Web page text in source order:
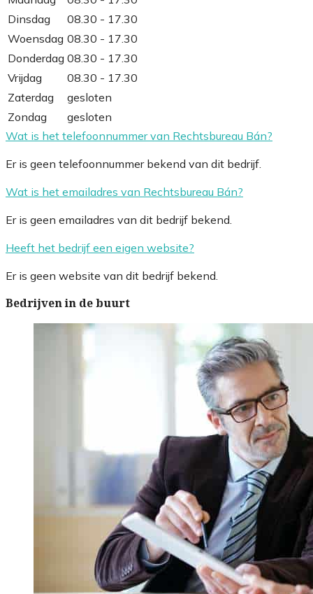
Dinsdag
08.30 - 17.30
Woensdag 08.30 - 17.30
Donderdag 08.30 - 17.30
Vrijdag
08.30 - 17.30
Zaterdag
gesloten
Zondag
gesloten
Wat is het telefoonnummer van Rechtsbureau Bán?
Er is geen telefoonnummer bekend van dit bedrijf.
Wat is het emailadres van Rechtsbureau Bán?
Er is geen emailadres van dit bedrijf bekend.
Heeft het bedrijf een eigen website?
Er is geen website van dit bedrijf bekend.
Bedrijven in de buurt